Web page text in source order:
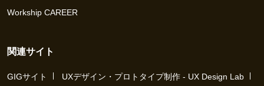
Workship CAREER
関連サイト
GIGサイト
UXデザイン・プロトタイプ制作 - UX Design Lab